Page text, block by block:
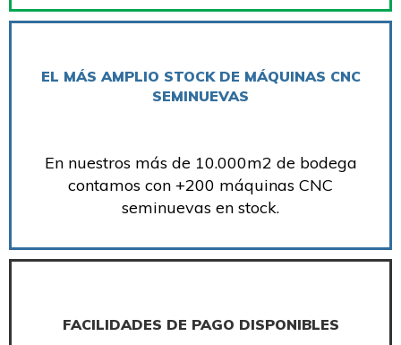
EL MÁS AMPLIO STOCK DE MÁQUINAS CNC
SEMINUEVAS
En nuestros más de 10.000m2 de bodega
contamos con +200 máquinas CNC
seminuevas en stock.
FACILIDADES DE PAGO DISPONIBLES